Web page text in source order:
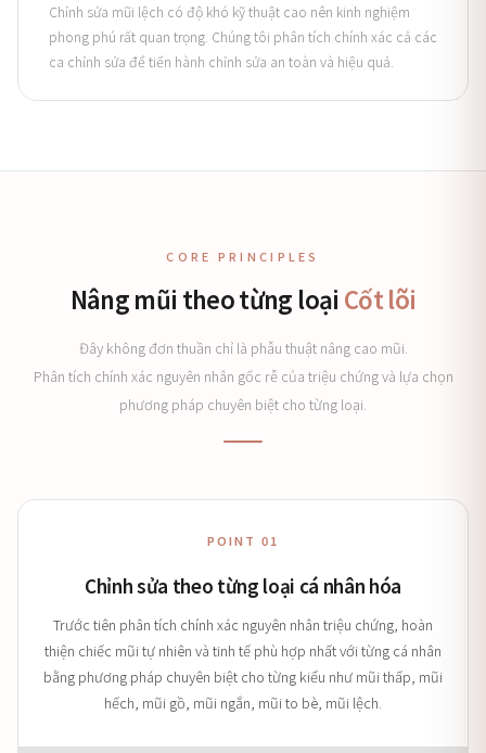
Chỉnh sửa mũi lệch có độ khó kỹ thuật cao nên kinh nghiệm
phong phú rất quan trọng. Chúng tôi phân tích chính xác cả các
ca chỉnh sửa để tiến hành chỉnh sửa an toàn và hiệu quả.
CORE PRINCIPLES
Nâng mũi theo từng loại Cốt lõi
Đây không đơn thuần chỉ là phẫu thuật nâng cao mũi.
Phân tích chính xác nguyên nhân gốc rễ của triệu chứng và lựa chọn
phương pháp chuyên biệt cho từng loại.
POINT 01
Chỉnh sửa theo từng loại cá nhân hóa
Trước tiên phân tích chính xác nguyên nhân triệu chứng, hoàn
thiện chiếc mũi tự nhiên và tinh tế phù hợp nhất với từng cá nhân
bằng phương pháp chuyên biệt cho từng kiểu như mũi thấp, mũi
hếch, mũi gồ, mũi ngắn, mũi to bè, mũi lệch.